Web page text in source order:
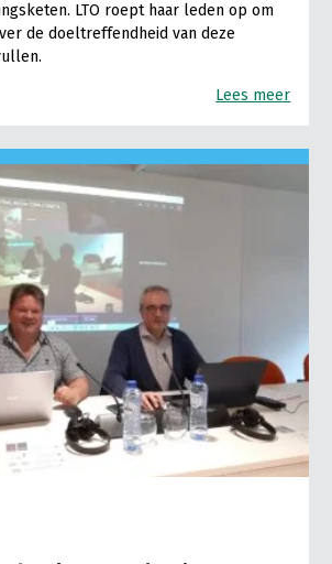
LTO roept haar leden op om
de doeltreffendheid van deze
Lees meer